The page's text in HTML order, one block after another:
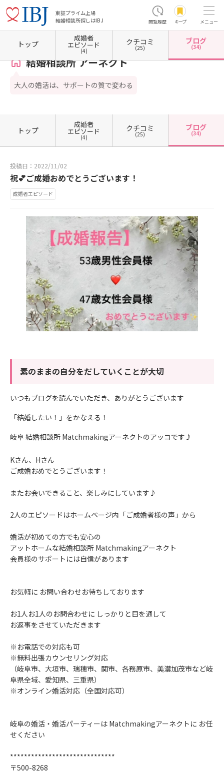
東証プライム上場
結婚相談所探しはIBJ
閲覧履歴 キープ メニュー
ホーム 岐阜県の結婚相談所 岐阜県岐阜市 結婚相談所 アーネクト カウンセラーブロ
結婚相談所 アーネクト
大人の婚活は、サポートの質で変わる
トップ
成婚者
エピソード
(4)
クチコミ
(25)
ブログ
(34)
トップ
成婚者
エピソード
(4)
クチコミ
(25)
ブログ
(34)
投稿日：2022/11/02
祝💕ご成婚おめでとうございます！
成婚者エピソード
素のままの自分をだしていくことが大切
いつもブログを読んでいただき、ありがとうございます
「結婚したい！」をかなえる！
岐阜 結婚相談所 Matchmakingアーネクトのアッコです♪
Kさん、Hさん
ご成婚おめでとうございます！
またお会いできること、楽しみにしています♪
2人のエピソードはホームページ内「ご成婚者様の声」から
婚活が初めての方でも安心の
アットホームな結婚相談所 Matchmakingアーネクト
会員様のサポートには自信があります
お気軽に お問い合わせお待ちしております
お1人お1人のお問合わせに しっかりと目を通して
お返事をさせていただきます
※お電話での対応も可
※無料出張カウンセリング対応
（岐阜市、大垣市、瑞穂市、関市、各務原市、美濃加茂市など岐
阜県全域、愛知県、三重県）
※オンライン婚活対応（全国対応可）
岐阜の婚活・婚活パーティーは Matchmakingアーネクトに お任
せください
******************************
〒500-8268